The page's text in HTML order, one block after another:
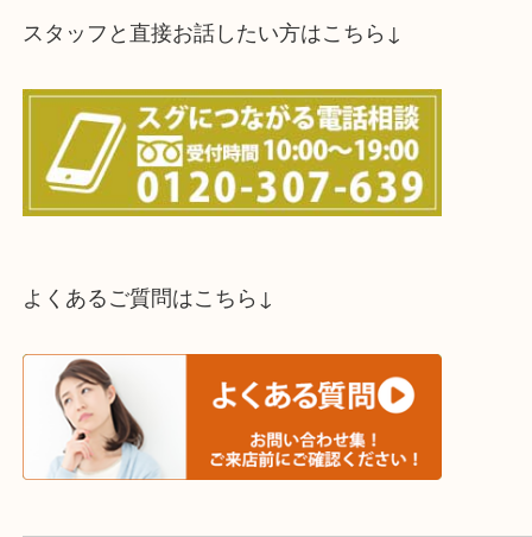
スタッフと直接お話したい方はこちら↓